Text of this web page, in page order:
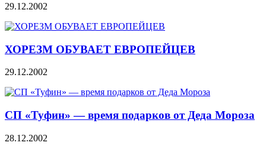
29.12.2002
ХОРЕЗМ ОБУВАЕТ ЕВРОПЕЙЦЕВ
29.12.2002
СП «Туфин» — время подарков от Деда Мороза
28.12.2002